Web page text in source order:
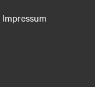
Impressum